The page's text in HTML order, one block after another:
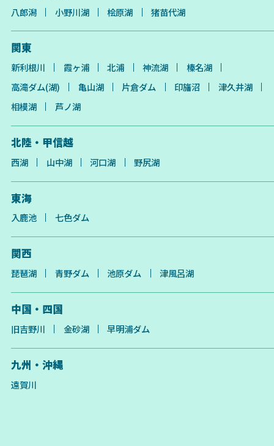
八郎潟 小野川湖 桧原湖 猪苗代湖
関東
新利根川 霞ヶ浦 北浦 神流湖
榛名湖
高滝ダム(湖)
亀山湖 片倉ダム 印旛沼
津久井湖
相模湖
芦ノ湖
北陸・甲信越
西湖 山中湖 河口湖 野尻湖
東海
入鹿池 七色ダム
関西
琵琶湖 青野ダム 池原ダム 津風呂湖
中国・四国
旧吉野川 金砂湖 早明浦ダム
九州・沖縄
遠賀川